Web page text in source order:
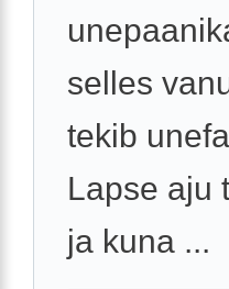
selles
tekib
Lapse aju
ja kuna ...